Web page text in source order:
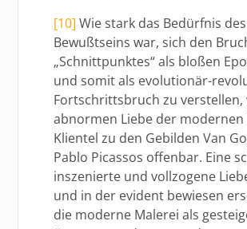
[10] Wie stark das Bedürfnis
Bewußtseins war, sich den
„Schnittpunktes“ als bloßen
und somit als evolutionär-
Fortschrittsbruch zu
abnormen Liebe der modernen
Klientel zu den Gebilden Van
Pablo Picassos offenbar. Eine
inszenierte und vollzogene
und in der evident bewiesen
die moderne Malerei als